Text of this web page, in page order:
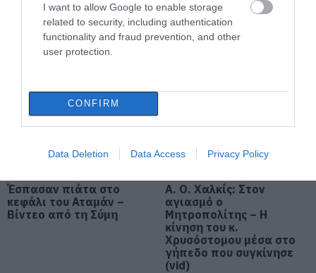
I want to allow Google to enable storage
related to security, including authentication
functionality and fraud prevention, and other
user protection.
CONFIRM
Data Deletion Data Access Privacy Policy
Νεότερα για τη Φωτιά στη Σκύρο:
Κινδύνευσε κτηνοτροφική μονάδα
– Νέο βίντεο
06.08.2026 | 21:00
Καφές: Τα οφέλη της μέτριας
κατανάλωσης σύμφωνα με ειδικό
στο μικροβίωμα του εντέρου
«Ανάσα» για τους αγρότες στην
έργο
06.08.2026 | 20:40
Ο λόγος που τηγανίζουμε ψάρια
του Σωτήρος – Πως θα κάνετε το
ΠΕΡΙΣΣΟΤΕΡΑ ΑΠΟ ΑΘΛΗΤΙΚΑ
Έσπασαν πιάτα στο
κεφάλι του Αταμάν –
Βίντεο από τη Σύμη
Α. Ο. Χαλκίς: Στον
αγιασμό ο
Μητροπολίτης – Η
κίνηση του κ.
Χρυσόστομου μέσα στο
γήπεδο που συγκίνησε
(vid)